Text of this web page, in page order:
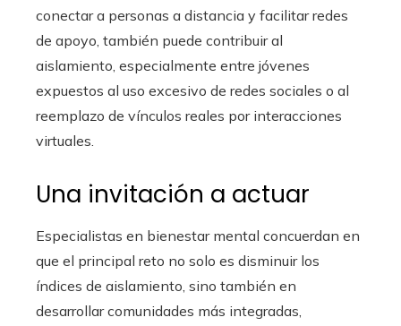
conectar a personas a distancia y facilitar redes
de apoyo, también puede contribuir al
aislamiento, especialmente entre jóvenes
expuestos al uso excesivo de redes sociales o al
reemplazo de vínculos reales por interacciones
virtuales.
Una invitación a actuar
Especialistas en bienestar mental concuerdan en
que el principal reto no solo es disminuir los
índices de aislamiento, sino también en
desarrollar comunidades más integradas,